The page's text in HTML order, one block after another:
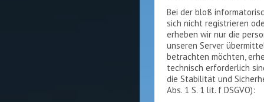
Bei der bloß
sich nicht registrieren
erheben wir nur die
unseren Server
betrachten möchten,
technisch erforderlich
die Stabilität und
Abs. 1 S. 1 lit. f DSGVO):